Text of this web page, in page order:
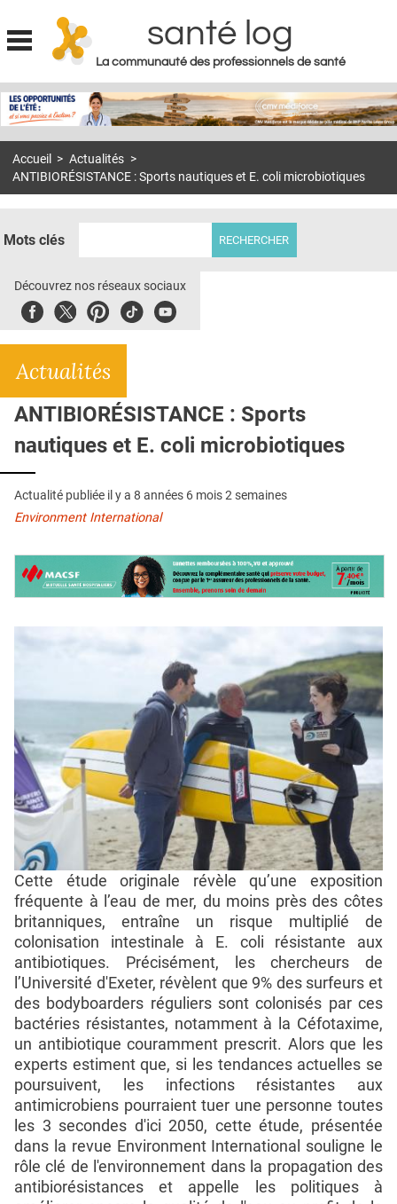
Jump to navigation
santé log
La communauté des professionnels de santé
MON COMPTE
S'ABONNER À LA REVUE SOIN À DOMICILE
DOSSIERS
E-REVUE SAD
L'APP
QUI SOMMES-NOUS ?
PUBLICITÉ
CONDITIONS GÉNÉRALES
CONTACT
Accueil > Actualités >
ANTIBIORÉSISTANCE : Sports nautiques et E. coli microbiotiques
Mots clés
Découvrez nos réseaux sociaux
FacebookTwitterPinterest
TiktokYoubute
Actualités
ANTIBIORÉSISTANCE : Sports
nautiques et E. coli microbiotiques
Actualité publiée il y a 8 années 6 mois 2 semaines
Environment International
Cette étude originale révèle qu’une exposition
fréquente à l’eau de mer, du moins près des côtes
britanniques, entraîne un risque multiplié de
colonisation intestinale à E. coli résistante aux
antibiotiques. Précisément, les chercheurs de
l’Université d'Exeter, révèlent que 9% des surfeurs et
des bodyboarders réguliers sont colonisés par ces
bactéries résistantes, notamment à la Céfotaxime,
un antibiotique couramment prescrit. Alors que les
experts estiment que, si les tendances actuelles se
poursuivent, les infections résistantes aux
antimicrobiens pourraient tuer une personne toutes
les 3 secondes d'ici 2050, cette étude, présentée
dans la revue Environment International souligne le
rôle clé de l'environnement dans la propagation des
antibiorésistances et appelle les politiques à